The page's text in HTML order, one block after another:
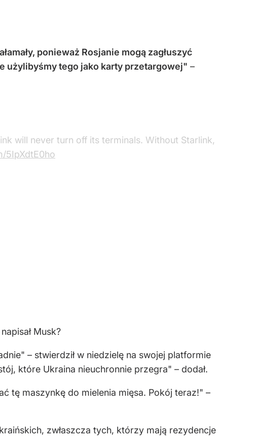
ponieważ Rosjanie mogą zagłuszyć
użylibyśmy tego jako karty przetargowej" –
will never turn off its terminals. Without Starlink,
5IpXdtE0ho
Musk?
– stwierdził w niedzielę na swojej platformie
które Ukraina nieuchronnie przegra" – dodał.
tę maszynkę do mielenia mięsa. Pokój teraz!" –
zwłaszcza tych, którzy mają rezydencje